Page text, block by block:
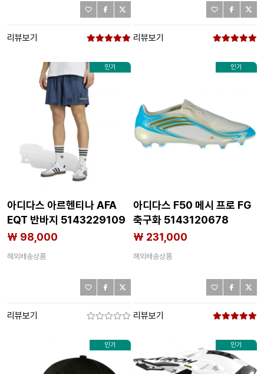
리뷰보기 리뷰보기
인기
아디다스 아르헨티나 AFA
EQT 반바지 5143229109
₩ 98,000
해외배송상품
리뷰보기
인기
아디다스 F50 메시 프로 FG
축구화 5143120678
₩ 231,000
해외배송상품
리뷰보기
인기 인기